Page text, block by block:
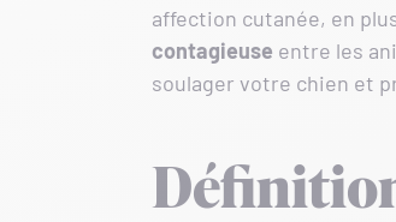
affection cutanée, en
contagieuse entre les
soulager votre chien et